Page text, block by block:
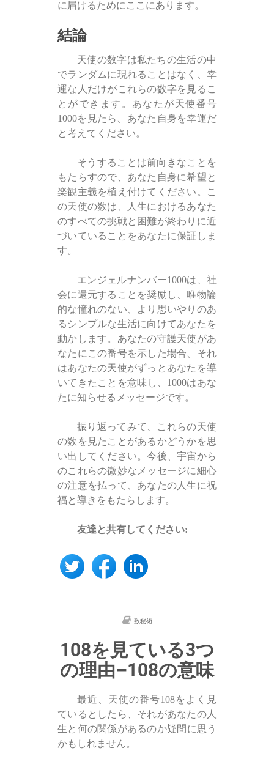
に届けるためにここにあります。
結論
天使の数字は私たちの生活の中
でランダムに現れることはなく、幸
運な人だけがこれらの数字を見るこ
とができます。あなたが天使番号
1000を見たら、あなた自身を幸運だ
と考えてください。
そうすることは前向きなことを
もたらすので、あなた自身に希望と
楽観主義を植え付けてください。こ
の天使の数は、人生におけるあなた
のすべての挑戦と困難が終わりに近
づいていることをあなたに保証しま
す。
エンジェルナンバー1000は、社
会に還元することを奨励し、唯物論
的な憧れのない、より思いやりのあ
るシンプルな生活に向けてあなたを
動かします。あなたの守護天使があ
なたにこの番号を示した場合、それ
はあなたの天使がずっとあなたを導
いてきたことを意味し、1000はあな
たに知らせるメッセージです。
振り返ってみて、これらの天使
の数を見たことがあるかどうかを思
い出してください。今後、宇宙から
のこれらの微妙なメッセージに細心
の注意を払って、あなたの人生に祝
福と導きをもたらします。
友達と共有してください:
数秘術
108を見ている3つ
の理由–108の意味
最近、天使の番号108をよく見
ているとしたら、それがあなたの人
生と何の関係があるのか​​疑問に思う
かもしれません。